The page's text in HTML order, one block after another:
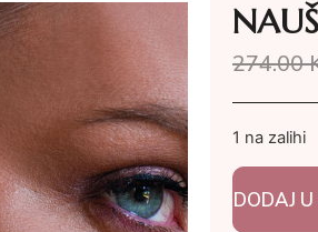
274.00
1 na zalihi
DODAJ